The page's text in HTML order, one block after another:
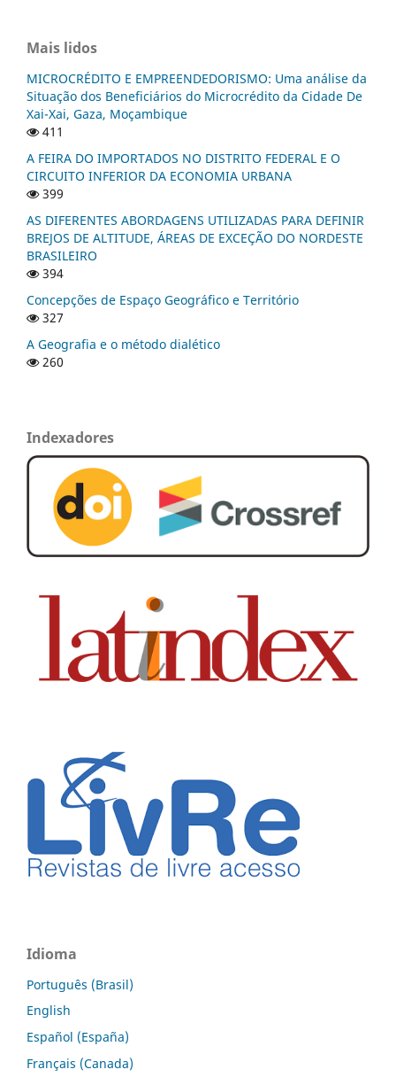
Mais lidos
MICROCRÉDITO E EMPREENDEDORISMO: Uma análise da
Situação dos Beneficiários do Microcrédito da Cidade De
Xai-Xai, Gaza, Moçambique
411
A FEIRA DO IMPORTADOS NO DISTRITO FEDERAL E O
CIRCUITO INFERIOR DA ECONOMIA URBANA
399
AS DIFERENTES ABORDAGENS UTILIZADAS PARA DEFINIR
BREJOS DE ALTITUDE, ÁREAS DE EXCEÇÃO DO NORDESTE
BRASILEIRO
394
Concepções de Espaço Geográfico e Território
327
A Geografia e o método dialético
260
Indexadores
Idioma
Português (Brasil)
English
Español (España)
Français (Canada)